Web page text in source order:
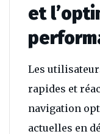
et
Les
rapides et
navigation
actuelles en